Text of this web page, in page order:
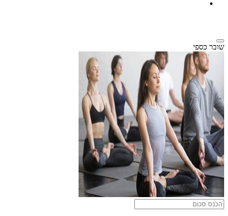
שובר כספי